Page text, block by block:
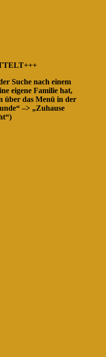
Suche nach einem
eigene Familie hat,
über das Menü in der
–> „Zuhause